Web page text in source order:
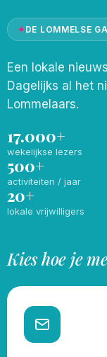
✦DE LOMMELSE
Een lokale
Dagelijks al het
Lommelaars.
17.000+
wekelijkse lezers
500+
activiteiten / jaar
20+
lokale vrijwilligers
Kies hoe je